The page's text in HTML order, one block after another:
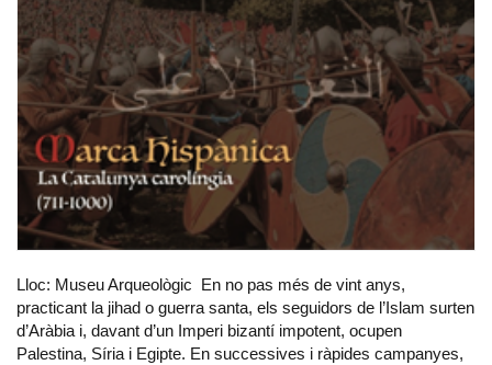
Lloc: Museu Arqueològic En no pas més de vint anys,
practicant la jihad o guerra santa, els seguidors de l’Islam surten
d’Aràbia i, davant d’un Imperi bizantí impotent, ocupen
Palestina, Síria i Egipte. En successives i ràpides campanyes,